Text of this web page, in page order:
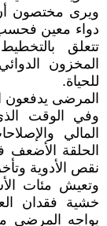
ويرى مختصون
دواء معين
تتعلق
المخزون
للحياة.
المرضى يدفعون
وفي الوقت
المالي
الحلقة الأضعف
نقص الأدوية
وتعيش مئات
خشية فقدان
يواجه المرضى